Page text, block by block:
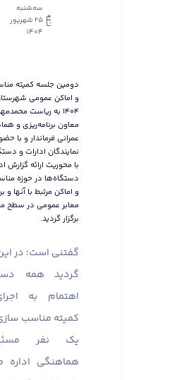
سه‌شنبه
25 شهریور
1404
دومین جلسه کمیته
و اماکن عمومی
۱۴۰۴ به ریاست
معاون برنامه‌ریزی و
عمرانی فرماندار و با
نمایندگان ادارات و
با محوریت ارائه گزارش
دستگاه‌ها در حوزه
و اماکن مرتبط با آنها
معابر عمومی در سطح
برگزار گردید.
گفتنی است؛ در
گردید همه
اهتمام به
کمیته مناسب
یک نفر
هماهنگی اداره